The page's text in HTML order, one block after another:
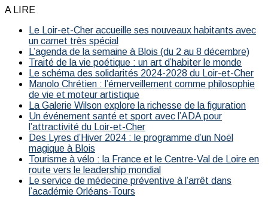
A LIRE
Le Loir-et-Cher accueille ses nouveaux habitants avec
un carnet très spécial
L’agenda de la semaine à Blois (du 2 au 8 décembre)
Traité de la vie poétique : un art d’habiter le monde
Le schéma des solidarités 2024-2028 du Loir-et-Cher
Manolo Chrétien : l’émerveillement comme philosophie
de vie et moteur artistique
La Galerie Wilson explore la richesse de la figuration
Un événement santé et sport avec l’ADA pour
l’attractivité du Loir-et-Cher
Des Lyres d’Hiver 2024 : le programme d’un Noël
magique à Blois
Tourisme à vélo : la France et le Centre-Val de Loire en
route vers le leadership mondial
Le service de médecine préventive à l’arrêt dans
l’académie Orléans-Tours